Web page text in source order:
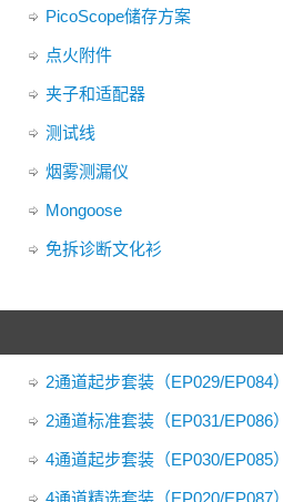
PicoScope储存方案
点火附件
夹子和适配器
测试线
烟雾测漏仪
Mongoose
免拆诊断文化衫
2通道起步套装（EP029/EP084）
2通道标准套装（EP031/EP086）
4通道起步套装（EP030/EP085）
4通道精选套装（EP020/EP087）